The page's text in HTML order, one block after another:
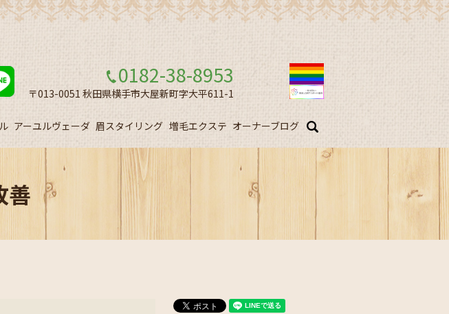
アーユルヴェーダ 眉スタイリング 増毛エクステ オーナーブログ
0182-38-8953
〒013-0051 秋田県横手市大屋新町字大平611-1
善